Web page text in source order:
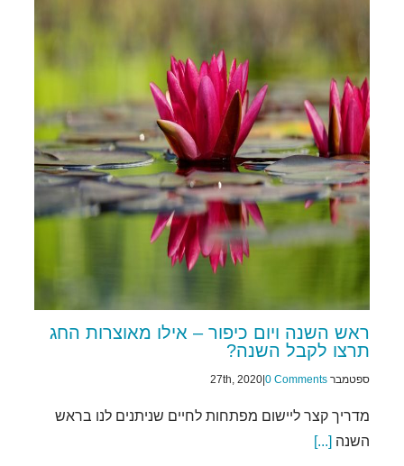
ראש השנה ויום כיפור – אילו מאוצרות החג
תרצו לקבל השנה?
ספטמבר 27th, 2020 |0 Comments
מדריך קצר ליישום מפתחות לחיים שניתנים לנו בראש
השנה [...]